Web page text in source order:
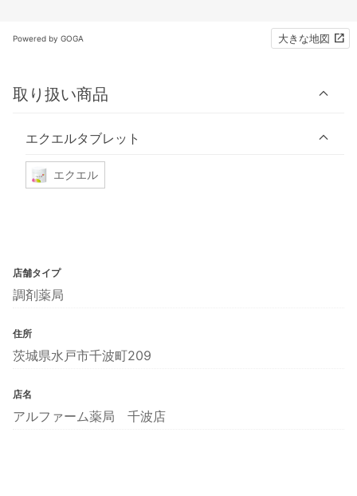
Powered by GOGA 大きな地図
取り扱い商品
エクエルタブレット
エクエル
店舗タイプ
調剤薬局
住所
茨城県水戸市千波町209
店名
アルファーム薬局 千波店